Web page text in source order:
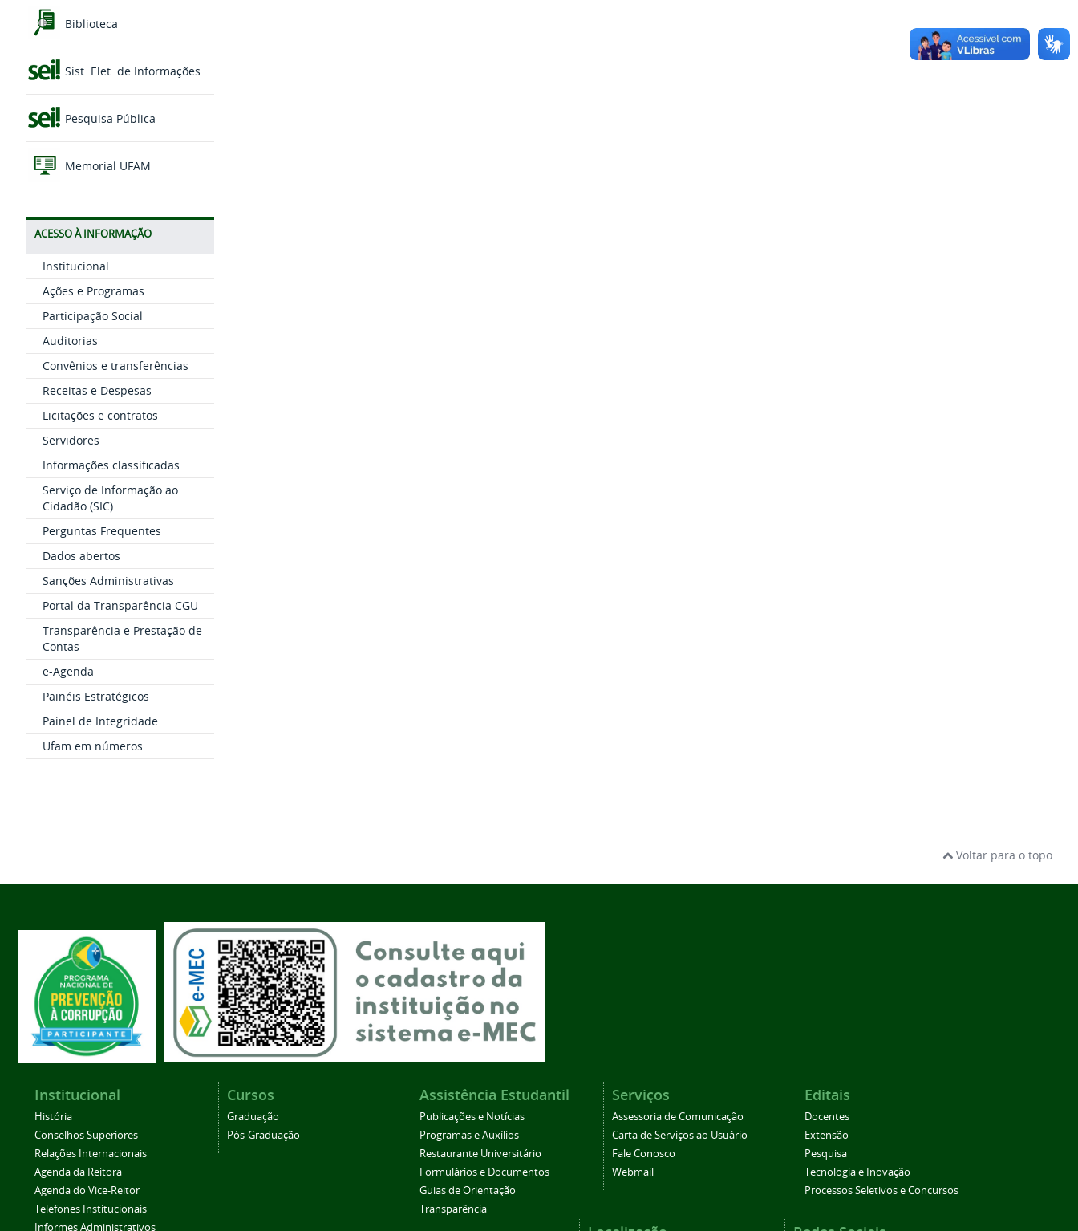
Biblioteca
Sist. Elet. de Informações
Pesquisa Pública
Memorial UFAM
ACESSO À INFORMAÇÃO
Institucional
Ações e Programas
Participação Social
Auditorias
Convênios e transferências
Receitas e Despesas
Licitações e contratos
Servidores
Informações classificadas
Serviço de Informação ao
Cidadão (SIC)
Perguntas Frequentes
Dados abertos
Sanções Administrativas
Portal da Transparência CGU
Transparência e Prestação de
Contas
e-Agenda
Painéis Estratégicos
Painel de Integridade
Ufam em números
Voltar para o topo
Institucional
História
Conselhos Superiores
Relações Internacionais
Agenda da Reitora
Agenda do Vice-Reitor
Telefones Institucionais
Informes Administrativos
Cursos
Graduação
Pós-Graduação
Assistência Estudantil
Publicações e Notícias
Programas e Auxílios
Restaurante Universitário
Formulários e Documentos
Guias de Orientação
Transparência
Serviços
Assessoria de Comunicação
Carta de Serviços ao Usuário
Fale Conosco
Webmail
Editais
Docentes
Extensão
Pesquisa
Tecnologia e Inovação
Processos Seletivos e Concursos